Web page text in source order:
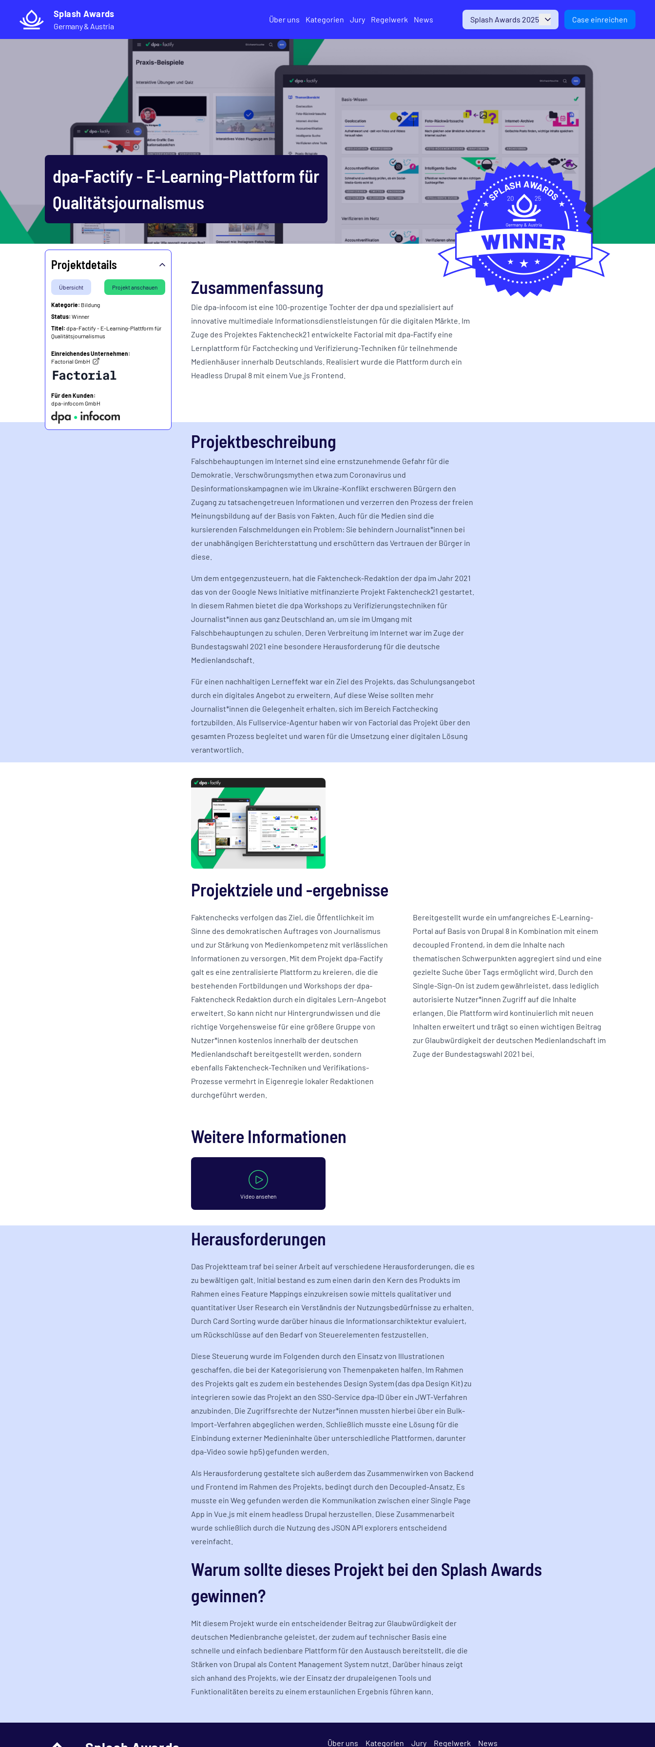
Splash Awards
Germany & Austria
Über uns Kategorien Jury Regelwerk News Splash Awards 2025 Case einreichen
dpa-Factify - E-Learning-Plattform für
Qualitätsjournalismus
Projektdetails
Übersicht Projekt anschauen
Kategorie: Bildung
Status: Winner
Titel: dpa-Factify - E-Learning-Plattform für
Qualitätsjournalismus
Einreichendes Unternehmen:
Factorial GmbH
Für den Kunden:
dpa-infocom GmbH
Zusammenfassung
Die dpa-infocom ist eine 100-prozentige Tochter der dpa und spezialisiert auf
innovative multimediale Informationsdienstleistungen für die digitalen Märkte. Im
Zuge des Projektes Faktencheck21 entwickelte Factorial mit dpa-Factify eine
Lernplattform für Factchecking und Verifizierung-Techniken für teilnehmende
Medienhäuser innerhalb Deutschlands. Realisiert wurde die Plattform durch ein
Headless Drupal 8 mit einem Vue.js Frontend.
Projektbeschreibung
Falschbehauptungen im Internet sind eine ernstzunehmende Gefahr für die
Demokratie. Verschwörungsmythen etwa zum Coronavirus und
Desinformationskampagnen wie im Ukraine-Konflikt erschweren Bürgern den
Zugang zu tatsachengetreuen Informationen und verzerren den Prozess der freien
Meinungsbildung auf der Basis von Fakten. Auch für die Medien sind die
kursierenden Falschmeldungen ein Problem: Sie behindern Journalist*innen bei
der unabhängigen Berichterstattung und erschüttern das Vertrauen der Bürger in
diese.
Um dem entgegenzusteuern, hat die Faktencheck-Redaktion der dpa im Jahr 2021
das von der Google News Initiative mitfinanzierte Projekt Faktencheck21 gestartet.
In diesem Rahmen bietet die dpa Workshops zu Verifizierungstechniken für
Journalist*innen aus ganz Deutschland an, um sie im Umgang mit
Falschbehauptungen zu schulen. Deren Verbreitung im Internet war im Zuge der
Bundestagswahl 2021 eine besondere Herausforderung für die deutsche
Medienlandschaft.
Für einen nachhaltigen Lerneffekt war ein Ziel des Projekts, das Schulungsangebot
durch ein digitales Angebot zu erweitern. Auf diese Weise sollten mehr
Journalist*innen die Gelegenheit erhalten, sich im Bereich Factchecking
fortzubilden. Als Fullservice-Agentur haben wir von Factorial das Projekt über den
gesamten Prozess begleitet und waren für die Umsetzung einer digitalen Lösung
verantwortlich.
Projektziele und -ergebnisse
Faktenchecks verfolgen das Ziel, die Öffentlichkeit im
Sinne des demokratischen Auftrages von Journalismus
und zur Stärkung von Medienkompetenz mit verlässlichen
Informationen zu versorgen. Mit dem Projekt dpa-Factify
galt es eine zentralisierte Plattform zu kreieren, die die
bestehenden Fortbildungen und Workshops der dpa-
Faktencheck Redaktion durch ein digitales Lern-Angebot
erweitert. So kann nicht nur Hintergrundwissen und die
richtige Vorgehensweise für eine größere Gruppe von
Nutzer*innen kostenlos innerhalb der deutschen
Medienlandschaft bereitgestellt werden, sondern
ebenfalls Faktencheck-Techniken und Verifikations-
Prozesse vermehrt in Eigenregie lokaler Redaktionen
durchgeführt werden.
Bereitgestellt wurde ein umfangreiches E-Learning-
Portal auf Basis von Drupal 8 in Kombination mit einem
decoupled Frontend, in dem die Inhalte nach
thematischen Schwerpunkten aggregiert sind und eine
gezielte Suche über Tags ermöglicht wird. Durch den
Single-Sign-On ist zudem gewährleistet, dass lediglich
autorisierte Nutzer*innen Zugriff auf die Inhalte
erlangen. Die Plattform wird kontinuierlich mit neuen
Inhalten erweitert und trägt so einen wichtigen Beitrag
zur Glaubwürdigkeit der deutschen Medienlandschaft im
Zuge der Bundestagswahl 2021 bei.
Weitere Informationen
Video ansehen
Herausforderungen
Das Projektteam traf bei seiner Arbeit auf verschiedene Herausforderungen, die es
zu bewältigen galt. Initial bestand es zum einen darin den Kern des Produkts im
Rahmen eines Feature Mappings einzukreisen sowie mittels qualitativer und
quantitativer User Research ein Verständnis der Nutzungsbedürfnisse zu erhalten.
Durch Card Sorting wurde darüber hinaus die Informationsarchiktektur evaluiert,
um Rückschlüsse auf den Bedarf von Steuerelementen festzustellen.
Diese Steuerung wurde im Folgenden durch den Einsatz von Illustrationen
geschaffen, die bei der Kategorisierung von Themenpaketen halfen. Im Rahmen
des Projekts galt es zudem ein bestehendes Design System (das dpa Design Kit) zu
integrieren sowie das Projekt an den SSO-Service dpa-ID über ein JWT-Verfahren
anzubinden. Die Zugriffsrechte der Nutzer*innen mussten hierbei über ein Bulk-
Import-Verfahren abgeglichen werden. Schließlich musste eine Lösung für die
Einbindung externer Medieninhalte über unterschiedliche Plattformen, darunter
dpa-Video sowie hp5) gefunden werden.
Als Herausforderung gestaltete sich außerdem das Zusammenwirken von Backend
und Frontend im Rahmen des Projekts, bedingt durch den Decoupled-Ansatz. Es
musste ein Weg gefunden werden die Kommunikation zwischen einer Single Page
App in Vue.js mit einem headless Drupal herzustellen. Diese Zusammenarbeit
wurde schließlich durch die Nutzung des JSON API explorers entscheidend
vereinfacht.
Warum sollte dieses Projekt bei den Splash Awards
gewinnen?
Mit diesem Projekt wurde ein entscheidender Beitrag zur Glaubwürdigkeit der
deutschen Medienbranche geleistet, der zudem auf technischer Basis eine
schnelle und einfach bedienbare Plattform für den Austausch bereitstellt, die die
Stärken von Drupal als Content Management System nutzt. Darüber hinaus zeigt
sich anhand des Projekts, wie der Einsatz der drupaleigenen Tools und
Funktionalitäten bereits zu einem erstaunlichen Ergebnis führen kann.
Über uns Kategorien Jury Regelwerk News